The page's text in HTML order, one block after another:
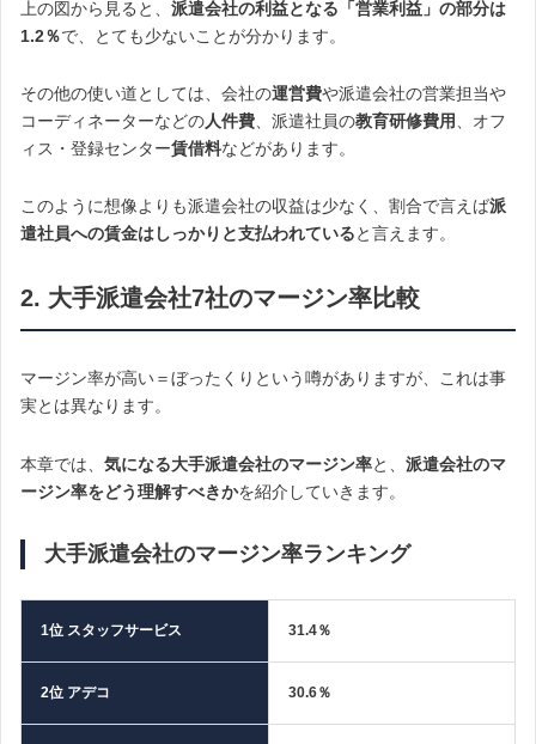
上の図から見ると、 派遣会社の利益となる「営業利益」の部分は
1.2％で、とても少ないことが分かります。
その他の使い道としては、会社の運営費や派遣会社の営業担当や
コーディネーターなどの人件費 、派遣社員の教育研修費用
、オフ
ィス・登録センター賃借料などがあります。
このように想像よりも派遣会社の収益は少なく、割合で言えば派
遣社員への賃金はしっかりと支払われていると言えます。
2. 大手派遣会社7社のマージン率比較
マージン率が高い＝ぼったくりという噂がありますが、これは事
実とは異なります。
本章では、 気になる大手派遣会社のマージン率と、 派遣会社のマ
ージン率をどう理解すべきかを紹介していきます。
大手派遣会社のマージン率ランキング
1位 スタッフサービス 31.4％
2位 アデコ 30.6％